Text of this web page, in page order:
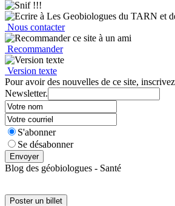
Nous contacter
Recommander
Version texte
Pour avoir des nouvelles de ce site,
Newsletter.
S'abonner
Se désabonner
Envoyer
Blog des géobiologues - Santé
Poster un billet